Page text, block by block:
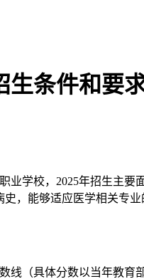
生条件和要
学校，2025年招生主
史，能够适应医学相关
线（具体分数以当年教